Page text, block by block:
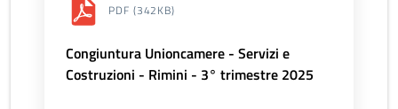
PDF (342KB)
Congiuntura Unioncamere - Servizi e
Costruzioni - Rimini - 3° trimestre 2025